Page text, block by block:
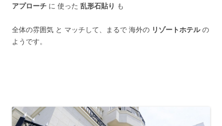
アプローチ に 使った 乱形石貼り も
全体の雰囲気 と マッチして、まるで 海外の リゾートホテルの
ようです。